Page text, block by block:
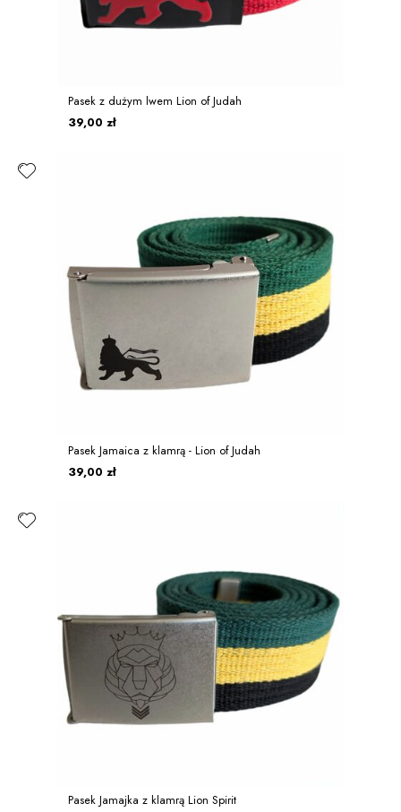
Pasek z dużym lwem Lion of Judah
39,00 zł
Pasek Jamaica z klamrą - Lion of Judah
39,00 zł
Pasek Jamajka z klamrą Lion Spirit